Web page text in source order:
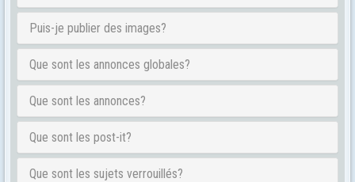
Puis-je publier des images?
Que sont les annonces globales?
Que sont les annonces?
Que sont les post-it?
Que sont les sujets verrouillés?